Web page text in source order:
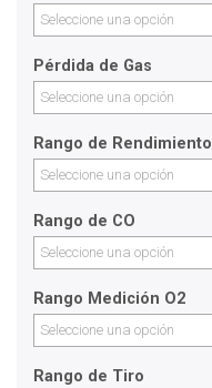
Seleccione una opción
Pérdida de Gas
Seleccione una opción
Rango de Rendimiento
Seleccione una opción
Rango de CO
Seleccione una opción
Rango Medición O2
Seleccione una opción
Rango de Tiro